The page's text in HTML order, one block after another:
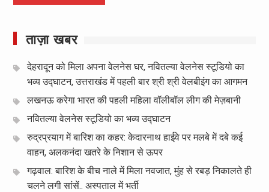
ताज़ा खबर
देहरादून को मिला अपना वेलनेस घर, नवितल्या वेलनेस स्टूडियो का
भव्य उद्घाटन, उत्तराखंड में पहली बार श्री श्री वेलबीइंग का आगमन
लखनऊ करेगा भारत की पहली महिला वॉलीबॉल लीग की मेज़बानी
नवितल्या वेलनेस स्टूडियो का भव्य उद्घाटन
रुद्रप्रयाग में बारिश का कहर: केदारनाथ हाईवे पर मलबे में दबे कई
वाहन, अलकनंदा खतरे के निशान से ऊपर
गढ़वाल: बारिश के बीच नाले में मिला नवजात, मुंह से रबड़ निकालते ही
चलने लगी सांसें.. अस्पताल में भर्ती